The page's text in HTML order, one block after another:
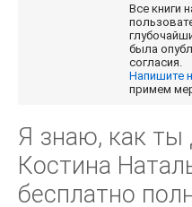
Все книги
была
согласия.
Напишите
примем
Я знаю, как
Костина
бесплатно